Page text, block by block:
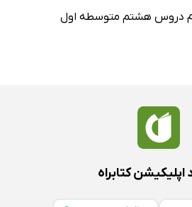
دروس هشتم متوسطه اول
اپلیکیشن کتابراه